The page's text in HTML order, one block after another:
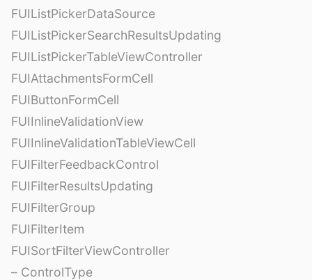
FUIListPickerDataSource
FUIListPickerSearchResultsUpdating
FUIListPickerTableViewController
FUIAttachmentsFormCell
FUIButtonFormCell
FUIInlineValidationView
FUIInlineValidationTableViewCell
FUIFilterFeedbackControl
FUIFilterResultsUpdating
FUIFilterGroup
FUIFilterItem
FUISortFilterViewController
– ControlType